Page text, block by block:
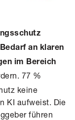
Bedarf an klaren
im Bereich
77 %
keine
KI aufweist. Die
führen